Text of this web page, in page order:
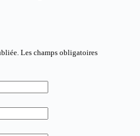
Les champs obligatoires